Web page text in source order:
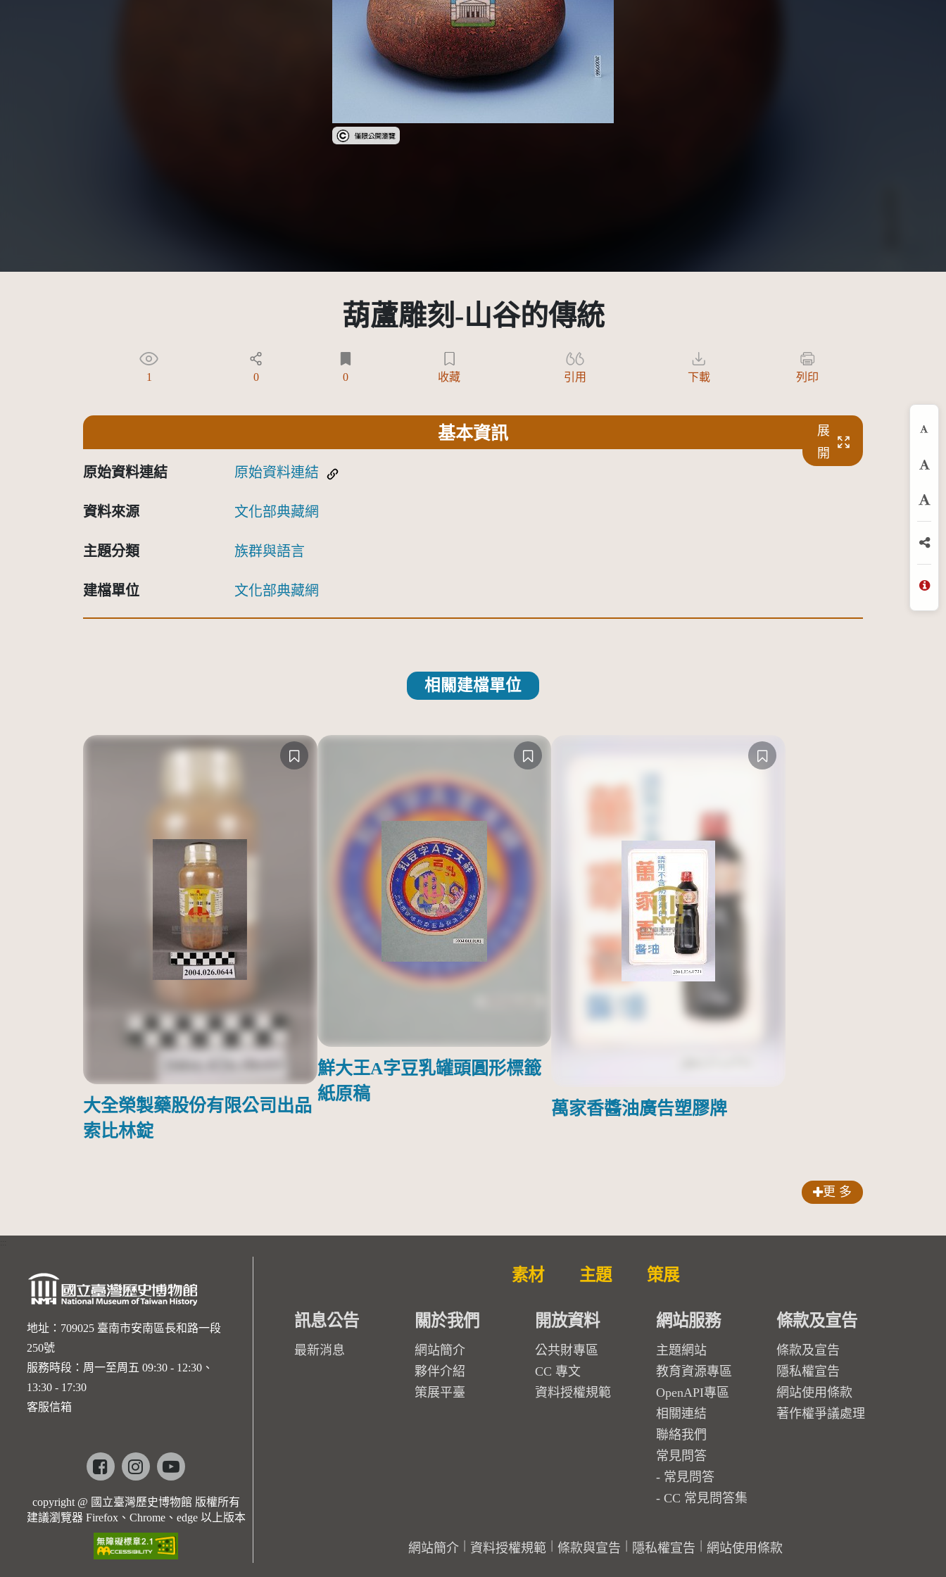
受著作權法保護-僅限於本平台有限度公開瀏覽
葫蘆雕刻-山谷的傳統
1 0 0 收藏 引用 下載 列印
基本資訊
展
開
原始資料連結 原始資料連結
資料來源 文化部典藏網
主題分類 族群與語言
建檔單位 文化部典藏網
相關建檔單位
大全榮製藥股份有限公司出品
索比林錠
鮮大王A字豆乳罐頭圓形標籤
紙原稿
萬家香醬油廣告塑膠牌
更 多
放
分
地址：709025 臺南市安南區長和路一段
250號
服務時段：周一至周五 09:30 - 12:30、
13:30 - 17:30
客服信箱
Facebookinstagramyoutube
copyright @ 國立臺灣歷史博物館 版權所有
建議瀏覽器 Firefox、Chrome、edge 以上版本
素材 主題 策展
訊息公告
最新消息
關於我們
網站簡介
夥伴介紹
策展平臺
開放資料
公共財專區
CC 專文
資料授權規範
網站服務
主題網站
教育資源專區
OpenAPI專區
相關連結
聯絡我們
常見問答
常見問答
CC 常見問答集
條款及宣告
條款及宣告
隱私權宣告
網站使用條款
著作權爭議處理
網站簡介 資料授權規範 條款與宣告 隱私權宣告 網站使用條款